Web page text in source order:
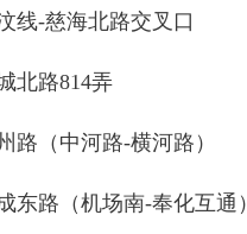
线-慈海北路交叉口
北路814弄
路（中河路-横河路）
东路（机场南-奉化互通